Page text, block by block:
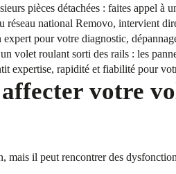
pièces détachées : faites appel à
réseau national Removo, intervient
pour votre diagnostic,
volet roulant sorti des rails : les
expertise, rapidité et fiabilité pour
votre
il peut rencontrer des